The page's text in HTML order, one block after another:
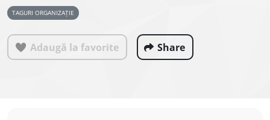
TAGURI ORGANIZAȚIE
Adaugă la favorite Share